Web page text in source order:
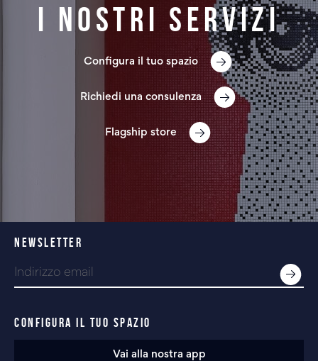
I nostri servizi
Configura il tuo spazio
Richiedi una consulenza
Flagship store
NEWSLETTER
CONFIGURA IL TUO SPAZIO
Vai alla nostra app